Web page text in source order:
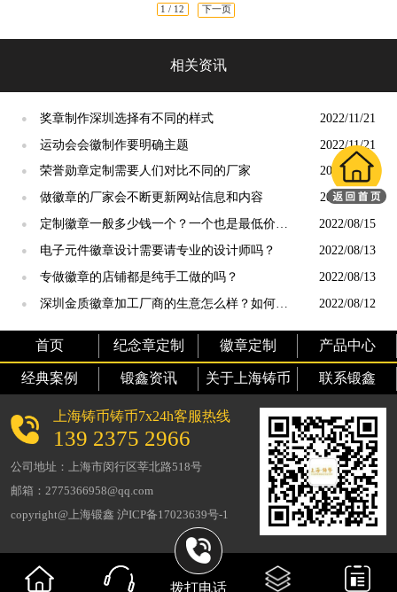
1 / 12 下一页
相关资讯
● 奖章制作深圳选择有不同的样式 2022/11/21
● 运动会会徽制作要明确主题 2022/11/21
● 荣誉勋章定制需要人们对比不同的厂家 2022/11/17
● 做徽章的厂家会不断更新网站信息和内容 2022/11/17
●
定制徽章一般多少钱一个？一个也是最低价
吗？
2022/08/15
● 电子元件徽章设计需要请专业的设计师吗？ 2022/08/13
● 专做徽章的店铺都是纯手工做的吗？ 2022/08/13
●
深圳金质徽章加工厂商的生意怎么样？如何拓
展市场？
2022/08/12
首页 纪念章定制 徽章定制 产品中心
经典案例 锻鑫资讯 关于上海铸币 联系锻鑫
上海铸币铸币7x24h客服热线
139 2375 2966
公司地址：上海市闵行区莘北路518号
邮箱：2775366958@qq.com
copyright@上海锻鑫 沪ICP备17023639号-1
拨打电话